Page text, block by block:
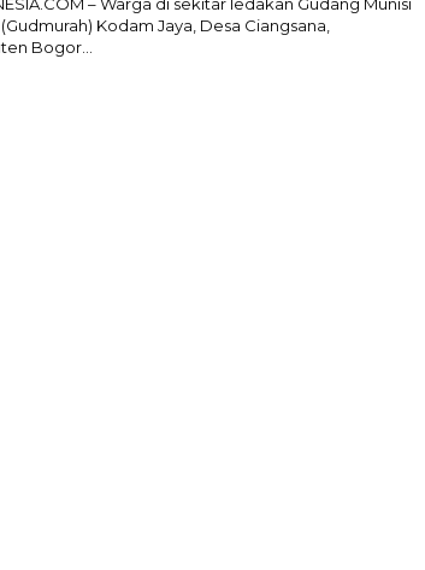
Kodam Jaya, Desa Ciangsana,
Bogor…